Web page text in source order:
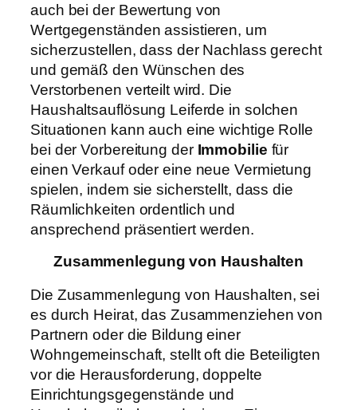
auch bei der Bewertung von
Wertgegenständen assistieren, um
sicherzustellen, dass der Nachlass gerecht
und gemäß den Wünschen des
Verstorbenen verteilt wird. Die
Haushaltsauflösung Leiferde in solchen
Situationen kann auch eine wichtige Rolle
bei der Vorbereitung der Immobilie für
einen Verkauf oder eine neue Vermietung
spielen, indem sie sicherstellt, dass die
Räumlichkeiten ordentlich und
ansprechend präsentiert werden.
Zusammenlegung von Haushalten
Die Zusammenlegung von Haushalten, sei
es durch Heirat, das Zusammenziehen von
Partnern oder die Bildung einer
Wohngemeinschaft, stellt oft die Beteiligten
vor die Herausforderung, doppelte
Einrichtungsgegenstände und